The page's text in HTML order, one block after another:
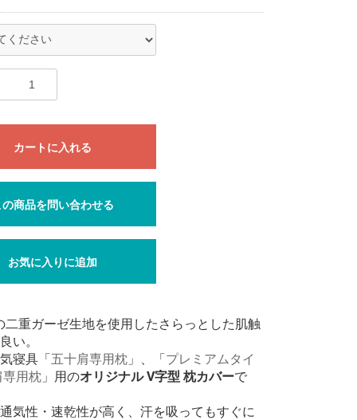
カートに入れる
の商品を問い合わせる
お気に入りに追加
二重ガーゼ生地を使用したさらっとした肌触
い。
寝具「五十肩専用枕」、「プレミアムタイ
用枕」用のオリジナル V字型 枕カバーで
気性・速乾性が高く、汗を吸ってもすぐに